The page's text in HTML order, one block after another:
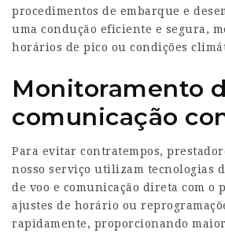
procedimentos de embarque e
uma condução eficiente e segura,
horários de pico ou condições
Monitoramento
comunicação
Para evitar contratempos,
nosso serviço utilizam tecnologias
de voo e comunicação direta com o
ajustes de horário ou
rapidamente, proporcionando